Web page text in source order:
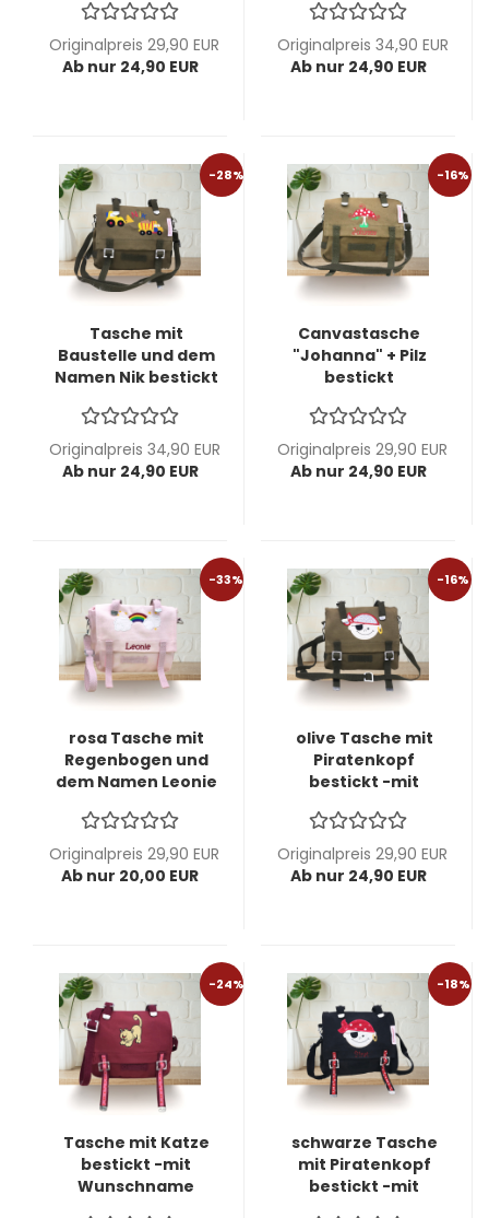
Kindergartentasche
-Ausstellungsstück-
Originalpreis 29,90 EUR
Ab nur 24,90 EUR
individualisierbar -
Kindergartentasche
-Ausstellungsstück-
Originalpreis 34,90 EUR
Ab nur 24,90 EUR
-28%
Tasche mit
Baustelle und dem
Namen Nik bestickt
Kindergartentasche
- -
Ausstellungsstück-
Originalpreis 34,90 EUR
Ab nur 24,90 EUR
-16%
Canvastasche
"Johanna" + Pilz
bestickt
Ausstellungsstück-
- sofort lieferbar -
Originalpreis 29,90 EUR
Ab nur 24,90 EUR
-33%
rosa Tasche mit
Regenbogen und
dem Namen Leonie
individualisierbar -
Kindergartentasche
-Ausstellungsstück-
Originalpreis 29,90 EUR
Ab nur 20,00 EUR
-16%
olive Tasche mit
Piratenkopf
bestickt -mit
möglich -
personalisierbar-
Kindergartentasche
Originalpreis 29,90 EUR
Ab nur 24,90 EUR
-24%
Tasche mit Katze
bestickt -mit
Wunschname
-18%
schwarze Tasche
mit Piratenkopf
bestickt -mit